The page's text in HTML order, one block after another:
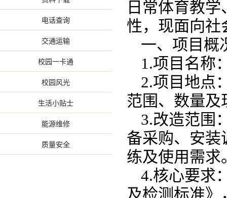
电话查询
交通运输
校园一卡通
校园风光
生活小贴士
能源维修
质量安全
日常体育教
性，现面向社
一、项目概
1.项目名称
2.项目地点
范围、数量及
3.改造范围
备采购、安装
练及使用需求
4.核心要求
及检测标准